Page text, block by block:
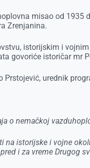
misao od 1935
Zrenjanina.
istorijskim i
govoriće istoričar mr
Prstojević, urednik
o nemačkoj
na istorijske i vojne
i za vreme Drugog